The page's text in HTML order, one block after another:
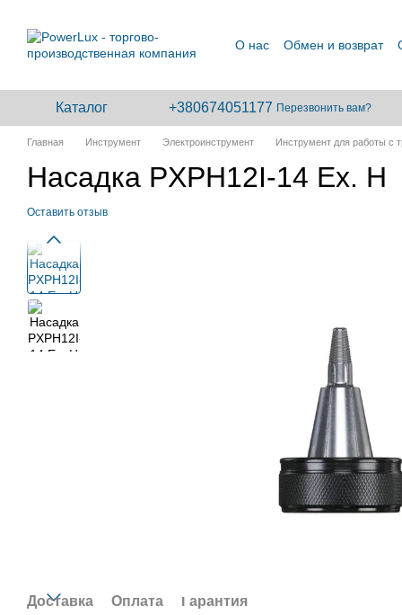
О нас Обмен и возврат
Каталог +380674051177 Перезвонить вам?
Главная Инструмент Электроинструмент Инструмент для работы с
Насадка PXPH12I-14 Eх. Н
Оставить отзыв
Доставка Оплата Гарантия